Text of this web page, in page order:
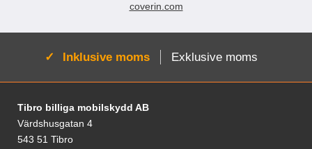
coverin.com
Aktiv:
Inklusive moms Exklusive moms
Fodnoter Blandede oplysninger og links
Tibro billiga mobilskydd AB
Värdshusgatan 4
543 51 Tibro